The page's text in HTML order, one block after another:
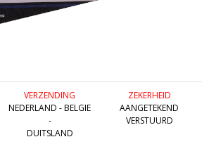
VERZENDING
NEDERLAND - BELGIE
-
DUITSLAND
ZEKERHEID
AANGETEKEND
VERSTUURD